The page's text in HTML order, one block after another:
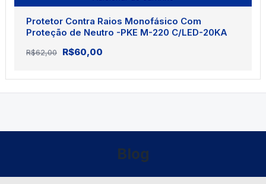
Protetor Contra Raios Monofásico Com
Proteção de Neutro -PKE M-220 C/LED-20KA
R$62,00
O
original
era:
R$60,00
atual
é:
Blog